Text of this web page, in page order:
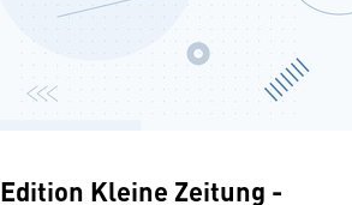
Edition Kleine Zeitung -